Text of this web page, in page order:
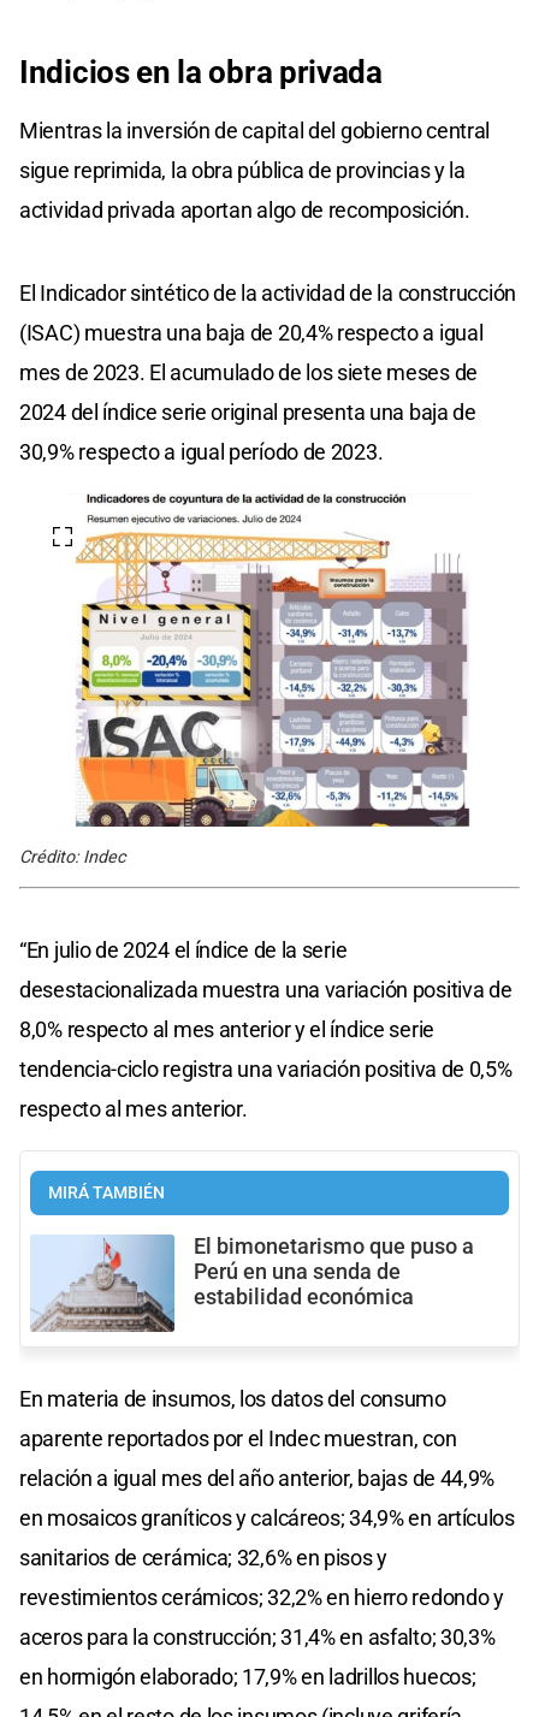
Indicios en la obra privada
Mientras la inversión de capital del gobierno central
sigue reprimida, la obra pública de provincias y la
actividad privada aportan algo de recomposición.
El Indicador sintético de la actividad de la construcción
(ISAC) muestra una baja de 20,4% respecto a igual
mes de 2023. El acumulado de los siete meses de
2024 del índice serie original presenta una baja de
30,9% respecto a igual período de 2023.
Crédito: Indec
“En julio de 2024 el índice de la serie
desestacionalizada muestra una variación positiva de
8,0% respecto al mes anterior y el índice serie
tendencia-ciclo registra una variación positiva de 0,5%
respecto al mes anterior.
MIRÁ TAMBIÉN
El bimonetarismo que puso a
Perú en una senda de
estabilidad económica
En materia de insumos, los datos del consumo
aparente reportados por el Indec muestran, con
relación a igual mes del año anterior, bajas de 44,9%
en mosaicos graníticos y calcáreos; 34,9% en artículos
sanitarios de cerámica; 32,6% en pisos y
revestimientos cerámicos; 32,2% en hierro redondo y
aceros para la construcción; 31,4% en asfalto; 30,3%
en hormigón elaborado; 17,9% en ladrillos huecos;